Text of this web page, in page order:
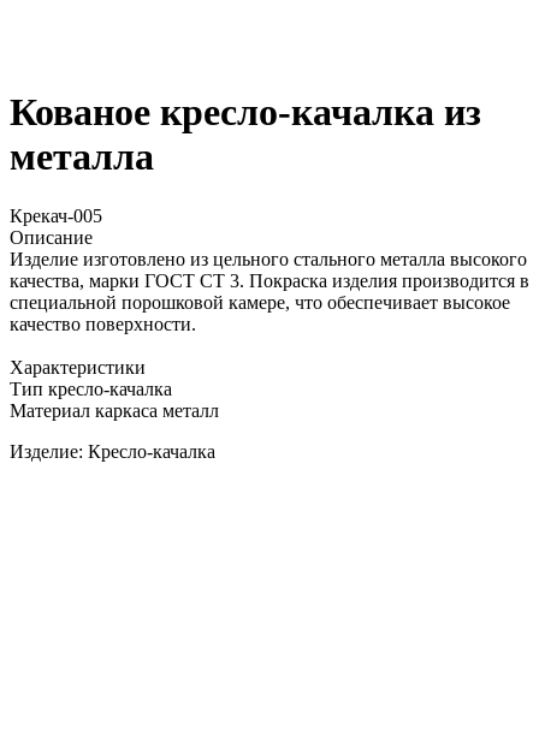
Кованое кресло-качалка из
металла
Крекач-005
Описание
Изделие изготовлено из цельного стального металла высокого
качества, марки ГОСТ СТ 3. Покраска изделия производится в
специальной порошковой камере, что обеспечивает высокое
качество поверхности.
Характеристики
Тип кресло-качалка
Материал каркаса металл
Изделие: Кресло-качалка